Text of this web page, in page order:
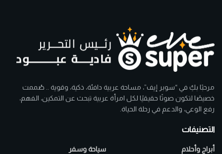
مرحبًا بكِ في “سوبر إيف”، مساحة عربية دافئة، ذكية، وقوية .. صُممت
خصيصًا لتكون صوتًا حقيقيًا لكل امرأة عربية تبحث عن التمكين، الفهم،
رفع الوعي، والدعم في رحلة الحياة.
التصنيفات
أبراج وأحلام
سياحة وسفر